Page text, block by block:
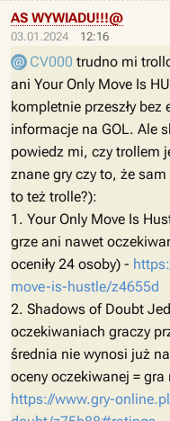
03.01.2024 12:16
AS WYWIADU!!!@
CV000 trudno mi
ani Your Only Move Is
kompletnie przeszły
informacje na GOL. Ale
powiedz mi, czy trollem
znane gry czy to, że
to też trolle?):
1. Your Only Move Is
grze ani nawet
oceniły 24 osoby) -
move-is-hustle/z4655d
2. Shadows of Doubt
oczekiwaniach graczy
średnia nie wynosi już
oceny oczekiwanej = gra
https://www.gry-